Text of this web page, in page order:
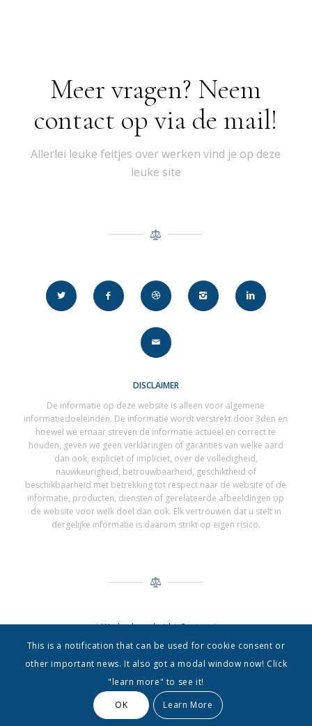
Meer vragen? Neem
contact op via de mail!
Allerlei leuke feitjes over werken vind je op deze
leuke site
DISCLAIMER
De informatie op deze website is alleen voor algemene
informatiedoeleinden. De informatie wordt verstrekt door 3den en
hoewel we ernaar streven de informatie actueel en correct te
houden, geven we geen verklaringen of garanties van welke aard
dan ook, expliciet of impliciet, over de volledigheid,
nauwkeurigheid, betrouwbaarheid, geschiktheid of
beschikbaarheid met betrekking tot respect naar de website of de
informatie, producten, diensten of gerelateerde afbeeldingen op
de website voor welk doel dan ook. Elk vertrouwen dat u stelt in
dergelijke informatie is daarom strikt op eigen risico.
|Werkgelegenheid|Contact|
This is a notification that can be used for cookie consent or
other important news. It also got a modal window now! Click
"learn more" to see it!
OK
Learn More